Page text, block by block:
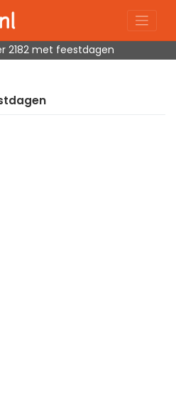
2182 met feestdagen